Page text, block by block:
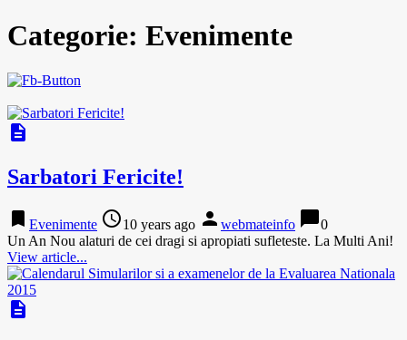
Categorie: Evenimente
description
Sarbatori Fericite!
bookmark Evenimente access_time10 years ago person webmateinfo chat_bubble0
Un An Nou alaturi de cei dragi si apropiati sufleteste. La Multi Ani!
View article...
description